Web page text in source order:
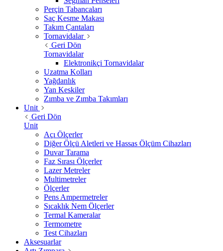
Perçin Tabancaları
Saç Kesme Makası
Takım Çantaları
Tornavidalar
Geri Dön
Tornavidalar
Elektronikçi Tornavidalar
Uzatma Kolları
Yağdanlık
Yan Keskiler
Zımba ve Zımba Takımları
Unit
Geri Dön
Unit
Açı Ölçerler
Diğer Ölçü Aletleri ve Hassas Ölçüm Cihazları
Duvar Tarama
Faz Sırası Ölçerler
Lazer Metreler
Multimetreler
Ölçerler
Pens Ampermetreler
Sıcaklık Nem Ölçerler
Termal Kameralar
Termometre
Test Cihazları
Aksesuarlar